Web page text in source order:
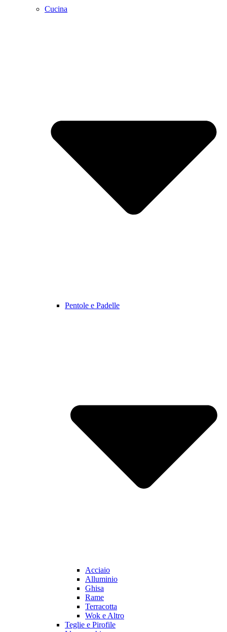
Cucina
Pentole e Padelle
Acciaio
Alluminio
Ghisa
Rame
Terracotta
Wok e Altro
Teglie e Pirofile